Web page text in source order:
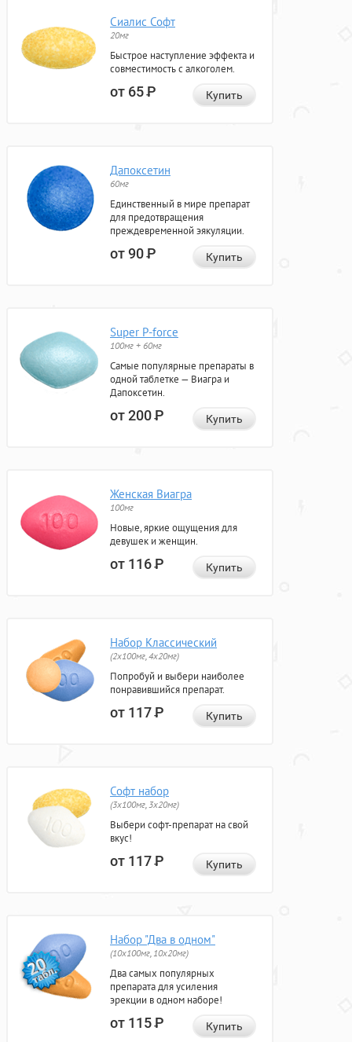
Сиалис Софт
20мг
Быстрое наступление эффекта и
совместимость с алкоголем.
от 65Р Купить
Дапоксетин
60мг
Единственный в мире препарат
для предотвращения
преждевременной эякуляции.
от 90Р Купить
Super P-force
100мг + 60мг
Самые популярные препараты в
одной таблетке — Виагра и
Дапоксетин.
от 200Р Купить
Женская Виагра
100мг
Новые, яркие ощущения для
девушек и женщин.
от 116Р Купить
Набор Классический
(2x100мг, 4x20мг)
Попробуй и выбери наиболее
понравившийся препарат.
от 117Р Купить
Софт набор
(3x100мг, 3x20мг)
Выбери софт-препарат на свой
вкус!
от 117Р Купить
Набор "Два в одном"
(10x100мг, 10x20мг)
Два самых популярных
препарата для усиления
эрекции в одном наборе!
от 115Р Купить